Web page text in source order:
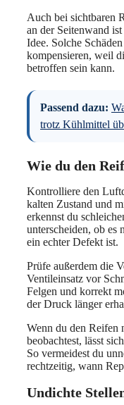
Auch bei sichtbaren
an der Seitenwand
Idee. Solche
kompensieren, weil
betroffen sein kann.
Passend dazu:
trotz Kühlmittel
Wie du den
Kontrolliere den
kalten Zustand und
erkennst du
unterscheiden, ob es
ein echter Defekt ist.
Prüfe außerdem die
Ventileinsatz vor
Felgen und korrekt
der Druck länger
Wenn du den Reifen
beobachtest, lässt
So vermeidest du
rechtzeitig, wann
Undichte